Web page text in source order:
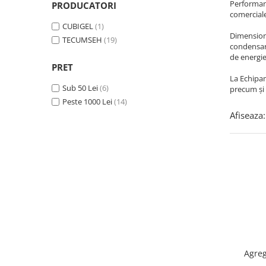
REZISTENTE DIGIVRARE
REZISTENTE SILICONICE
Ventilatoare EbmPapst
Ventilatoare WEIGUANG
Ventilatoare turbina
Compresoare Cubigel R134a
Compresoare Cubigel R404a
Compresoare Jiaxipera
VAPORIZATOARE LU-VE
de
La
precum
PRODUCATORI
CUBIGEL(1)
TECUMSEH (19)
PRET
Sub 50 Lei(6)
Peste 1000 Lei(14)
Afiseaza: